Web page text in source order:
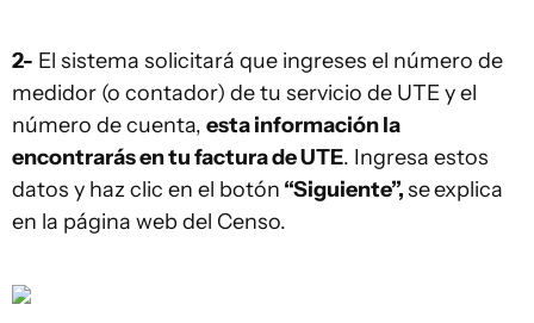
2- El sistema solicitará que ingreses el número de
medidor (o contador) de tu servicio de UTE y el
número de cuenta, esta información la
encontrarás en tu factura de UTE. Ingresa estos
datos y haz clic en el botón “Siguiente”,seexplica
en la página web del Censo.